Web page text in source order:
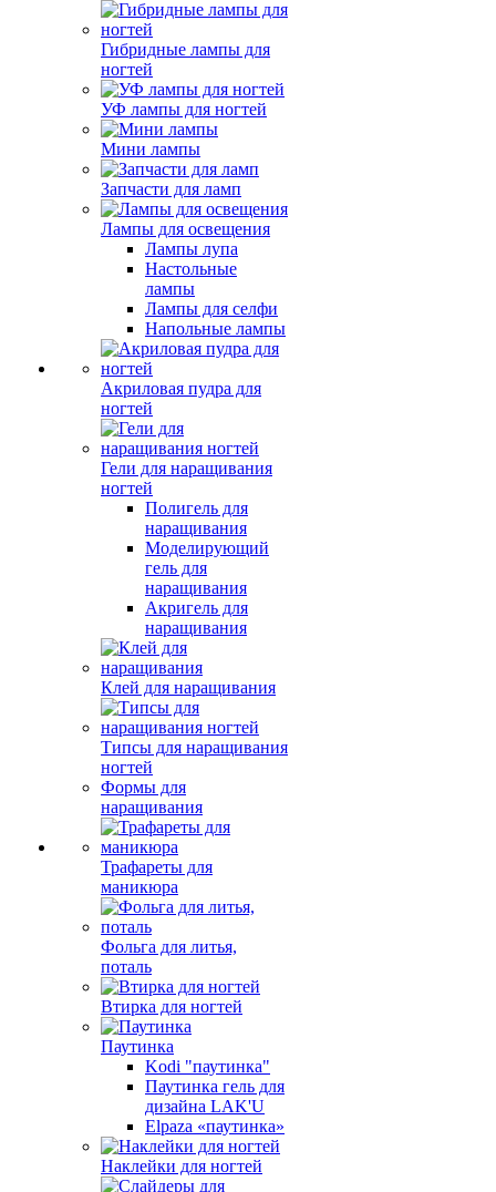
Гибридные лампы для
ногтей
УФ лампы для ногтей
Мини лампы
Запчасти для ламп
Лампы для освещения
Лампы лупа
Настольные
лампы
Лампы для селфи
Напольные лампы
Акриловая пудра для
ногтей
Гели для наращивания
ногтей
Полигель для
наращивания
Моделирующий
гель для
наращивания
Акригель для
наращивания
Клей для наращивания
Типсы для наращивания
ногтей
Формы для
наращивания
Трафареты для
маникюра
Фольга для литья,
поталь
Втирка для ногтей
Паутинка
Kodi "паутинка"
Паутинка гель для
дизайна LAK'U
Elpaza «паутинка»
Наклейки для ногтей